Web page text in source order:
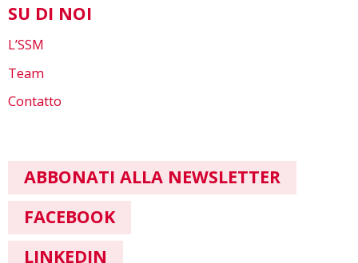
SU DI NOI
L’SSM
Team
Contatto
ABBONATI ALLA NEWSLETTER
FACEBOOK
LINKEDIN